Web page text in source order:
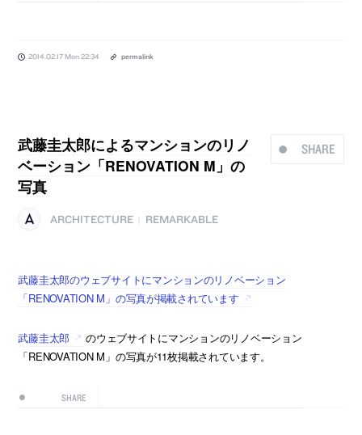
2014.02.17 Mon 22:34 permalink
SHARE
武藤圭太郎によるマンションのリノ
ベーション「RENOVATION M」の
写真
ARCHITECTURE REMARKABLE
武藤圭太郎のウェブサイトにマンションのリノベーション
「RENOVATION M」の写真が掲載されています
武藤圭太郎
のウェブサイトにマンションのリノベーション
「RENOVATION M」の写真が11枚掲載されています。
SHARE